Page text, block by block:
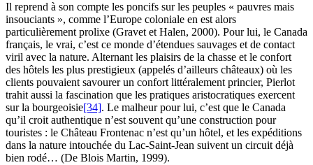
Il reprend à son compte les poncifs sur les peuples « pauvres mais
insouciants », comme l’Europe coloniale en est alors
particulièrement prolixe (Gravet et Halen, 2000). Pour lui, le Canada
français, le vrai, c’est ce monde d’étendues sauvages et de contact
viril avec la nature. Alternant les plaisirs de la chasse et le confort
des hôtels les plus prestigieux (appelés d’ailleurs châteaux) où les
clients pouvaient savourer un confort littéralement princier, Pierlot
trahit aussi la fascination que les pratiques aristocratiques exercent
sur la bourgeoisie[34]. Le malheur pour lui, c’est que le Canada
qu’il croit authentique n’est souvent qu’une construction pour
touristes : le Château Frontenac n’est qu’un hôtel, et les expéditions
dans la nature intouchée du Lac-Saint-Jean suivent un circuit déjà
bien rodé… (De Blois Martin, 1999).